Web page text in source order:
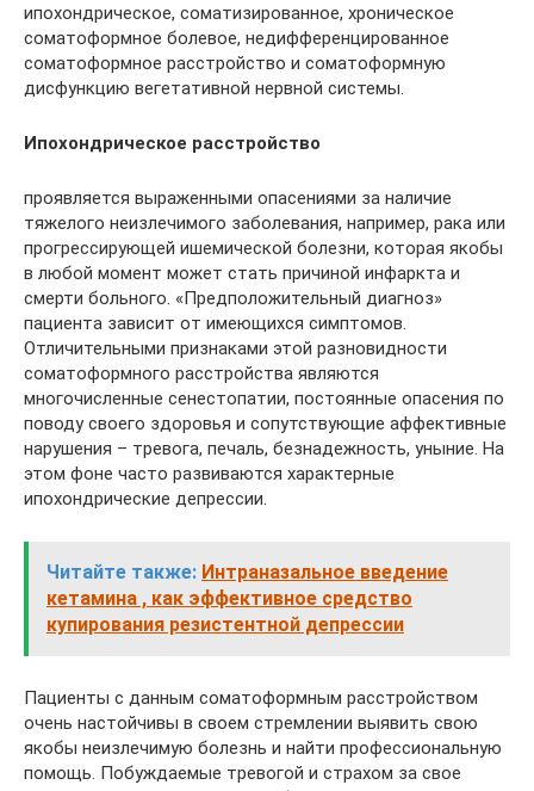
ипохондрическое, соматизированное, хроническое
соматоформное болевое, недифференцированное
соматоформное расстройство и соматоформную
дисфункцию вегетативной нервной системы.
Ипохондрическое расстройство
проявляется выраженными опасениями за наличие
тяжелого неизлечимого заболевания, например, рака или
прогрессирующей ишемической болезни, которая якобы
в любой момент может стать причиной инфаркта и
смерти больного. «Предположительный диагноз»
пациента зависит от имеющихся симптомов.
Отличительными признаками этой разновидности
соматоформного расстройства являются
многочисленные сенестопатии, постоянные опасения по
поводу своего здоровья и сопутствующие аффективные
нарушения – тревога, печаль, безнадежность, уныние. На
этом фоне часто развиваются характерные
ипохондрические депрессии.
Читайте также: Интраназальное введение
кетамина , как эффективное средство
купирования резистентной депрессии
Пациенты с данным соматоформным расстройством
очень настойчивы в своем стремлении выявить свою
якобы неизлечимую болезнь и найти профессиональную
помощь. Побуждаемые тревогой и страхом за свое